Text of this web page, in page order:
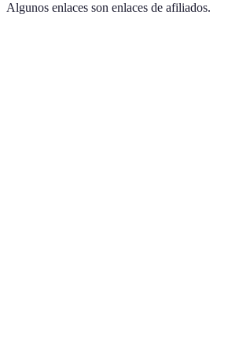
Algunos enlaces son enlaces de afiliados.